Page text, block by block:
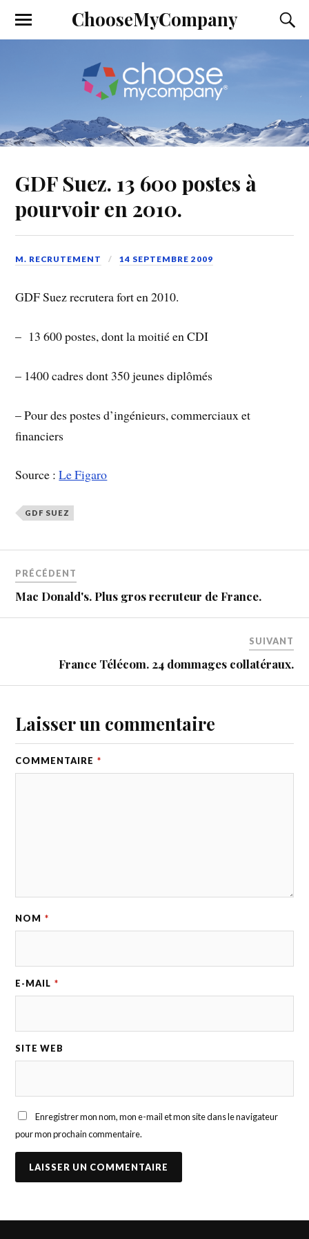
ChooseMyCompany
GDF Suez. 13 600 postes à
pourvoir en 2010.
M. RECRUTEMENT 14 SEPTEMBRE 2009
GDF Suez recrutera fort en 2010.
– 13 600 postes, dont la moitié en CDI
– 1400 cadres dont 350 jeunes diplômés
– Pour des postes d’ingénieurs, commerciaux et
financiers
Source :Le Figaro
GDF SUEZ
PRÉCÉDENT
Mac Donald's. Plus gros recruteur de France.
SUIVANT
France Télécom. 24 dommages collatéraux.
Laisser un commentaire
COMMENTAIRE *
NOM *
E-MAIL *
SITE WEB
Enregistrer mon nom, mon e-mail et mon site dans le navigateur
pour mon prochain commentaire.